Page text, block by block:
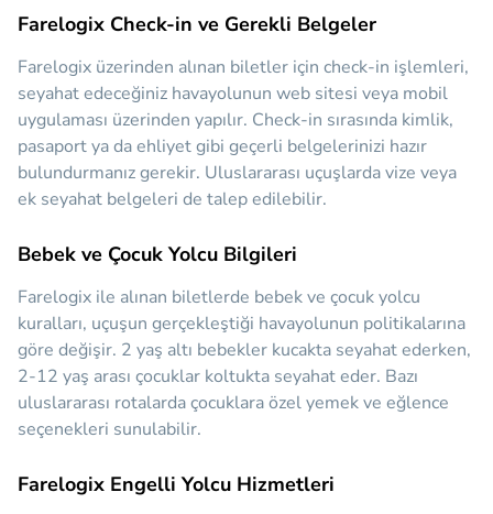
Farelogix Check-in ve Gerekli Belgeler
Farelogix üzerinden alınan biletler için check-in işlemleri,
seyahat edeceğiniz havayolunun web sitesi veya mobil
uygulaması üzerinden yapılır. Check-in sırasında kimlik,
pasaport ya da ehliyet gibi geçerli belgelerinizi hazır
bulundurmanız gerekir. Uluslararası uçuşlarda vize veya
ek seyahat belgeleri de talep edilebilir.
Bebek ve Çocuk Yolcu Bilgileri
Farelogix ile alınan biletlerde bebek ve çocuk yolcu
kuralları, uçuşun gerçekleştiği havayolunun politikalarına
göre değişir. 2 yaş altı bebekler kucakta seyahat ederken,
2-12 yaş arası çocuklar koltukta seyahat eder. Bazı
uluslararası rotalarda çocuklara özel yemek ve eğlence
seçenekleri sunulabilir.
Farelogix Engelli Yolcu Hizmetleri